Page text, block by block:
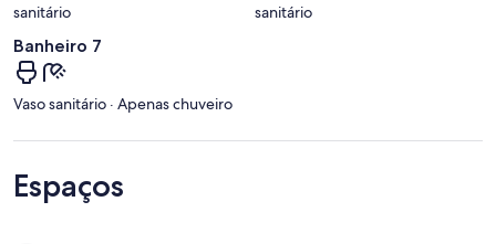
sanitário
sanitário
Banheiro 7
Vaso sanitário · Apenas chuveiro
Espaços